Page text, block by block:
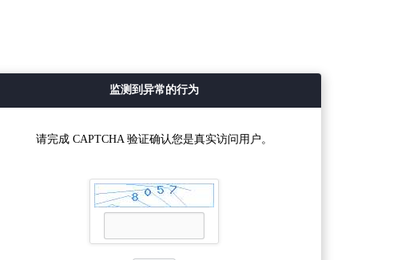
监测到异常的行为
请完成 CAPTCHA 验证确认您是真实访问用户。